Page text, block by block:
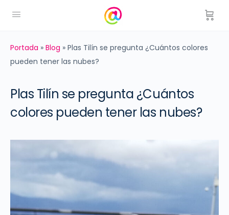
Portada » Blog » Plas Tilín se pregunta ¿Cuántos colores
pueden tener las nubes?
Plas Tilín se pregunta ¿Cuántos
colores pueden tener las nubes?